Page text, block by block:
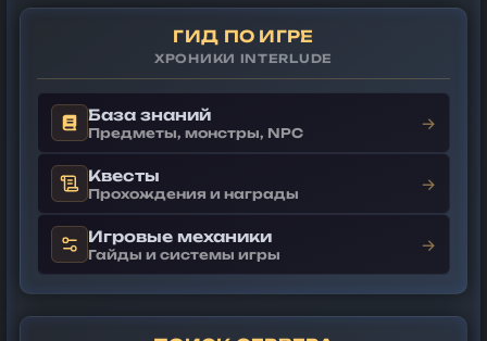
ГИД ПО ИГРЕ
ХРОНИКИ INTERLUDE
База знаний
Предметы, монстры, NPC →
Квесты
Прохождения и награды →
Игровые механики
Гайды и системы игры →